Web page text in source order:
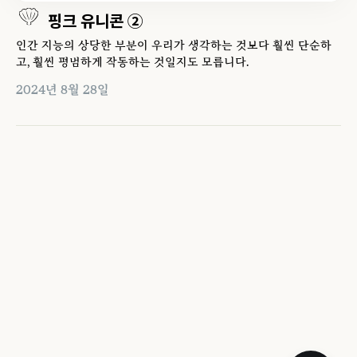
핑크 유니콘 ②
인간 지능의 상당한 부분이 우리가 생각하는 것보다 훨씬 단순하
고, 훨씬 평범하게 작동하는 것일지도 모릅니다.
2024년 8월 28일